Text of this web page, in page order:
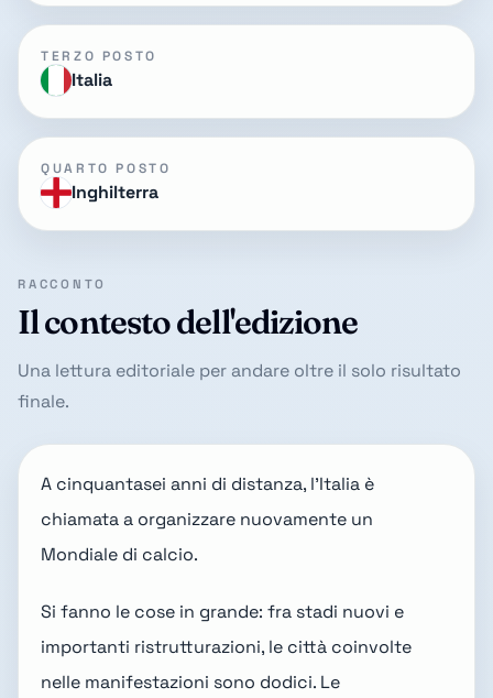
TERZO POSTO
Italia
QUARTO POSTO
Inghilterra
RACCONTO
Il contesto dell'edizione
Una lettura editoriale per andare oltre il solo risultato
finale.
A cinquantasei anni di distanza, l'Italia è
chiamata a organizzare nuovamente un
Mondiale di calcio.
Si fanno le cose in grande: fra stadi nuovi e
importanti ristrutturazioni, le città coinvolte
nelle manifestazioni sono dodici. Le